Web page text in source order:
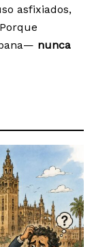
asfixiados,
nunca